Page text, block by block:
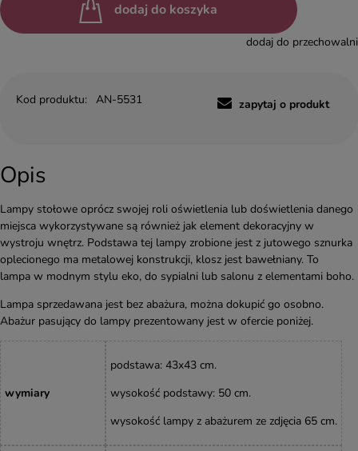
dodaj do koszyka
dodaj do przechowalni
Kod produktu: AN-5531 zapytaj o produkt
Opis
Lampy stołowe oprócz swojej roli oświetlenia lub doświetlenia danego
miejsca wykorzystywane są również jak element dekoracyjny w
wystroju wnętrz. Podstawa tej lampy zrobione jest z jutowego sznurka
oplecionego ma metalowej konstrukcji, klosz jest bawełniany. To
lampa w modnym stylu eko, do sypialni lub salonu z elementami boho.
Lampa sprzedawana jest bez abażura, można dokupić go osobno.
Abażur pasujący do lampy prezentowany jest w ofercie poniżej.
wymiary
podstawa: 43x43 cm.
wysokość podstawy: 50 cm.
wysokość lampy z abażurem ze zdjęcia 65 cm.